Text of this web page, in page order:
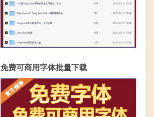
免费可商用字体批量下载